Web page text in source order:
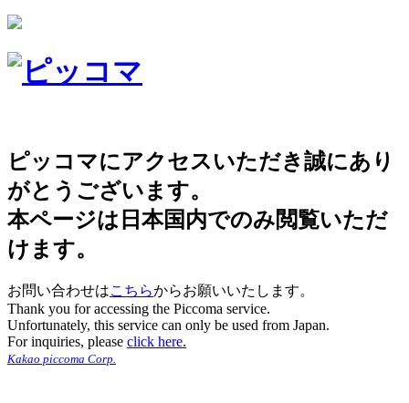
ピッコマにアクセスいただき誠にあり
がとうございます。
本ページは日本国内でのみ閲覧いただ
けます。
お問い合わせはこちらからお願いいたします。
Thank you for accessing the Piccoma service.
Unfortunately, this service can only be used from Japan.
For inquiries, please click here.
Kakao piccoma Corp.